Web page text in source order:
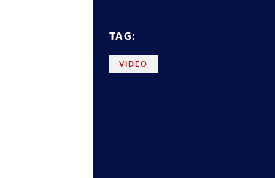
TAG:
VIDEO